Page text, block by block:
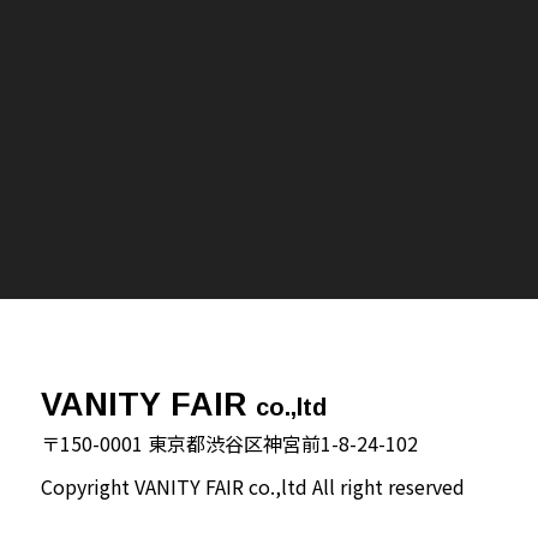
VANITY FAIR co.,ltd
〒150-0001 東京都渋谷区神宮前1-8-24-102
Copyright VANITY FAIR co.,ltd All right reserved